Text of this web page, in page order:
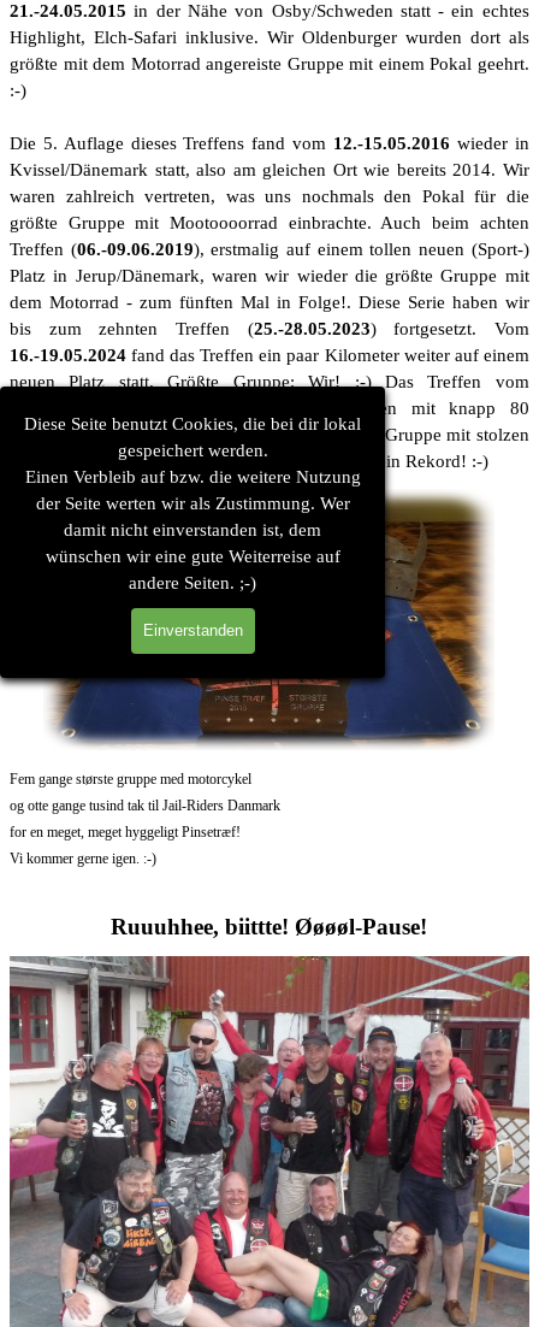
Diese Seite benutzt Cookies, die bei dir lokal
gespeichert werden.
Einen Verbleib auf bzw. die weitere Nutzung
der Seite werten wir als Zustimmung. Wer
damit nicht einverstanden ist, dem
wünschen wir eine gute Weiterreise auf
andere Seiten. ;-)
Einverstanden
21.-24.05.2015 in der Nähe von Osby/Schweden statt - ein echtes
Highlight, Elch-Safari inklusive. Wir Oldenburger wurden dort als
größte mit dem Motorrad angereiste Gruppe mit einem Pokal geehrt.
:-)
Die 5. Auflage dieses Treffens fand vom 12.-15.05.2016 wieder in
Kvissel/Dänemark statt, also am gleichen Ort wie bereits 2014. Wir
waren zahlreich vertreten, was uns nochmals den Pokal für die
größte Gruppe mit Mootoooorrad einbrachte. Auch beim achten
Treffen (06.-09.06.2019), erstmalig auf einem tollen neuen (Sport-)
Platz in Jerup/Dänemark, waren wir wieder die größte Gruppe mit
dem Motorrad - zum fünften Mal in Folge!. Diese Serie haben wir
bis zum zehnten Treffen (25.-28.05.2023) fortgesetzt. Vom
16.-19.05.2024 fand das Treffen ein paar Kilometer weiter auf einem
neuen Platz statt. Größte Gruppe: Wir! :-) Das Treffen vom
war das bisher größte Treffen mit knapp 80
Anmeldungen, bei dem wir als wieder als größte Gruppe mit stolzen
19 Anmeldungen glänzen konnten, auch für uns ein Rekord! :-)
Fem gange største gruppe med motorcykel
og otte gange tusind tak til Jail-Riders Danmark
for en meget, meget hyggeligt Pinsetræf!
Vi kommer gerne igen. :-)
Ruuuhhee, biittte! Øøøøl-Pause!